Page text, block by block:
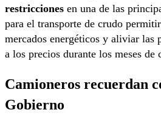
restricciones en una de las
para el transporte de crudo
mercados energéticos y aliviar las
a los precios durante los meses de
Camioneros recuerdan
Gobierno